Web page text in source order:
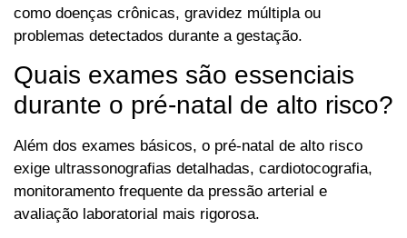
como doenças crônicas, gravidez múltipla ou
problemas detectados durante a gestação.
Quais exames são essenciais
durante o pré-natal de alto risco?
Além dos exames básicos, o pré-natal de alto risco
exige ultrassonografias detalhadas, cardiotocografia,
monitoramento frequente da pressão arterial e
avaliação laboratorial mais rigorosa.